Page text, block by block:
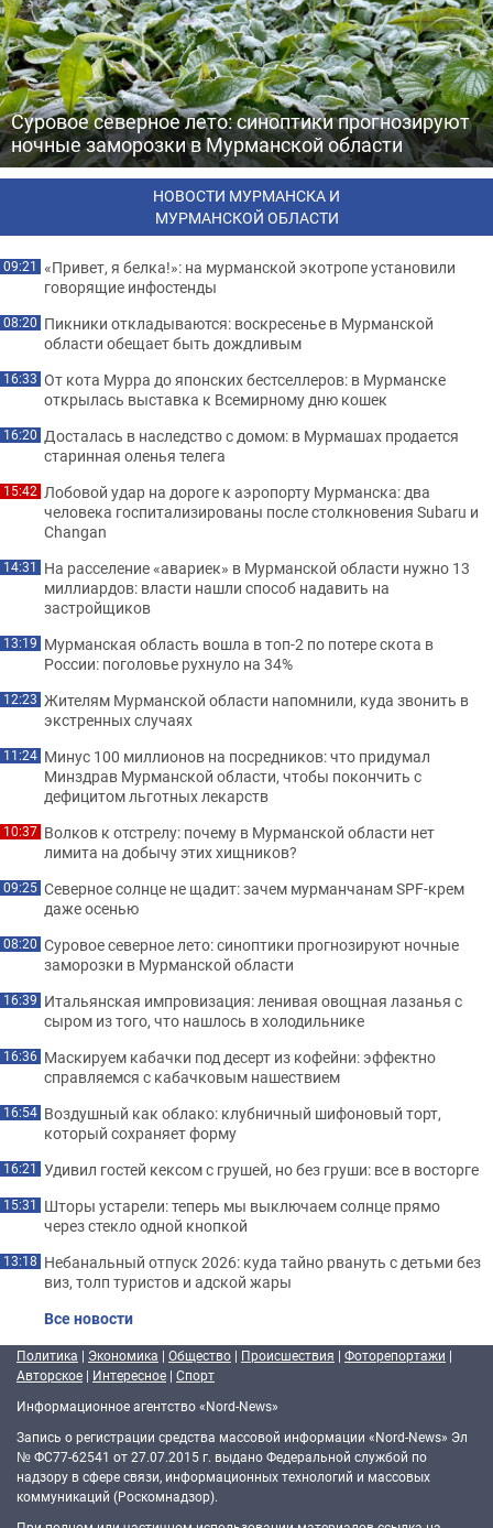
Суровое северное лето: синоптики прогнозируют
ночные заморозки в Мурманской области
НОВОСТИ МУРМАНСКА И
МУРМАНСКОЙ ОБЛАСТИ
09:21 «Привет, я белка!»: на мурманской экотропе установили
говорящие инфостенды
08:20 Пикники откладываются: воскресенье в Мурманской
области обещает быть дождливым
16:33 От кота Мурра до японских бестселлеров: в Мурманске
открылась выставка к Всемирному дню кошек
16:20 Досталась в наследство с домом: в Мурмашах продается
старинная оленья телега
15:42 Лобовой удар на дороге к аэропорту Мурманска: два
человека госпитализированы после столкновения Subaru и
Changan
14:31 На расселение «авариек» в Мурманской области нужно 13
миллиардов: власти нашли способ надавить на
застройщиков
13:19 Мурманская область вошла в топ-2 по потере скота в
России: поголовье рухнуло на 34%
12:23 Жителям Мурманской области напомнили, куда звонить в
экстренных случаях
11:24 Минус 100 миллионов на посредников: что придумал
Минздрав Мурманской области, чтобы покончить с
дефицитом льготных лекарств
10:37 Волков к отстрелу: почему в Мурманской области нет
лимита на добычу этих хищников?
09:25 Северное солнце не щадит: зачем мурманчанам SPF-крем
даже осенью
08:20 Суровое северное лето: синоптики прогнозируют ночные
заморозки в Мурманской области
16:39 Итальянская импровизация: ленивая овощная лазанья с
сыром из того, что нашлось в холодильнике
16:36 Маскируем кабачки под десерт из кофейни: эффектно
справляемся с кабачковым нашествием
16:54 Воздушный как облако: клубничный шифоновый торт,
который сохраняет форму
16:21 Удивил гостей кексом с грушей, но без груши: все в восторге
15:31 Шторы устарели: теперь мы выключаем солнце прямо
через стекло одной кнопкой
13:18 Небанальный отпуск 2026: куда тайно рвануть с детьми без
виз, толп туристов и адской жары
Все новости
Политика | Экономика | Общество | Происшествия | Фоторепортажи |
Авторское | Интересное | Спорт
Информационное агентство «Nord-News»
Запись о регистрации средства массовой информации «Nord-News» Эл
№ ФС77-62541 от 27.07.2015 г. выдано Федеральной службой по
надзору в сфере связи, информационных технологий и массовых
коммуникаций (Роскомнадзор).